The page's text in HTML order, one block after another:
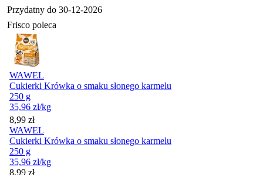
Przydatny do 30-12-2026
Frisco poleca
WAWEL
Cukierki Krówka o smaku słonego karmelu
250 g
35,96 zł/kg
Cena
8,99 zł
WAWEL
Cukierki Krówka o smaku słonego karmelu
250 g
35,96 zł/kg
Cena
8,99 zł